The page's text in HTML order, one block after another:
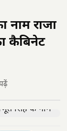
नाम राजा
कैबिनेट